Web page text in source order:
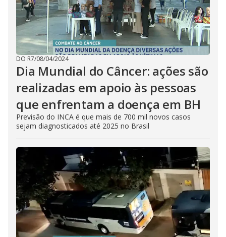
DO R7/08/04/2024
Dia Mundial do Câncer: ações são
realizadas em apoio às pessoas
que enfrentam a doença em BH
Previsão do INCA é que mais de 700 mil novos casos
sejam diagnosticados até 2025 no Brasil